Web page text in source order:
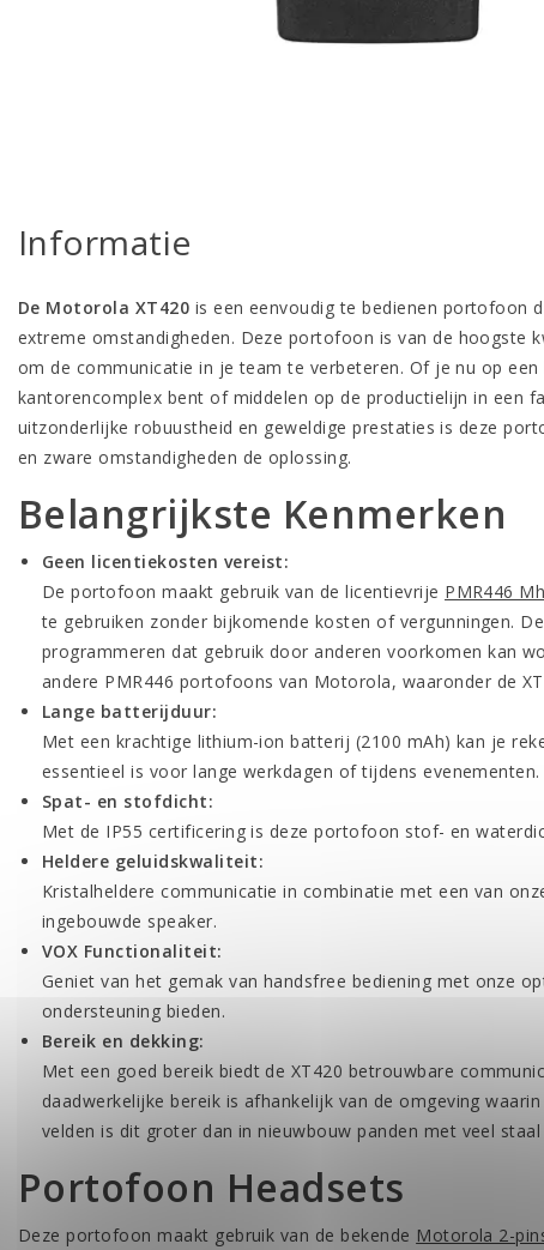
Informatie
De Motorola XT420 is een eenvoudig te bedienen portofoon
extreme omstandigheden. Deze portofoon is van de hoogste
om de communicatie in je team te verbeteren. Of je nu op
kantorencomplex bent of middelen op de productielijn in een
uitzonderlijke robuustheid en geweldige prestaties is deze
en zware omstandigheden de oplossing.
Belangrijkste Kenmerken
Geen licentiekosten vereist:
De portofoon maakt gebruik van de licentievrije PMR446
te gebruiken zonder bijkomende kosten of vergunningen.
programmeren dat gebruik door anderen voorkomen kan
andere PMR446 portofoons van Motorola, waaronder de
Lange batterijduur:
Met een krachtige lithium-ion batterij (2100 mAh) kan je
essentieel is voor lange werkdagen of tijdens evenementen.
Spat- en stofdicht:
Met de IP55 certificering is deze portofoon stof- en
Heldere geluidskwaliteit:
Kristalheldere communicatie in combinatie met een van
ingebouwde speaker.
VOX Functionaliteit:
Geniet van het gemak van handsfree bediening met onze
ondersteuning bieden.
Bereik en dekking:
Met een goed bereik biedt de XT420 betrouwbare
daadwerkelijke bereik is afhankelijk van de omgeving
velden is dit groter dan in nieuwbouw panden met veel
Portofoon Headsets
Deze portofoon maakt gebruik van de bekende Motorola 2-